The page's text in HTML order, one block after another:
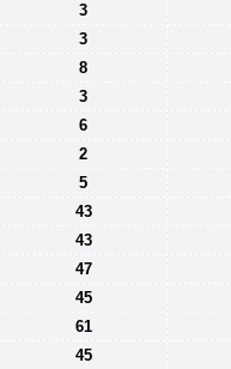
3
3
8
3
6
2
5
43
43
47
45
61
45